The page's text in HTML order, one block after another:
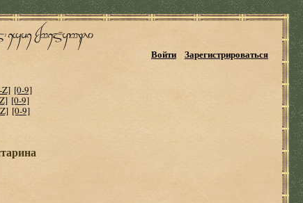
Войти Зарегистрироваться
Z] [0-9]
[0-9]
[0-9]